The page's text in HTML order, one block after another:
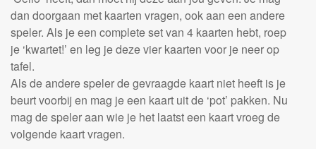
dan doorgaan met kaarten vragen, ook aan een andere
speler. Als je een complete set van 4 kaarten hebt, roep
je ‘kwartet!’ en leg je deze vier kaarten voor je neer op
tafel.
Als de andere speler de gevraagde kaart niet heeft is je
beurt voorbij en mag je een kaart uit de ‘pot’ pakken. Nu
mag de speler aan wie je het laatst een kaart vroeg de
volgende kaart vragen.